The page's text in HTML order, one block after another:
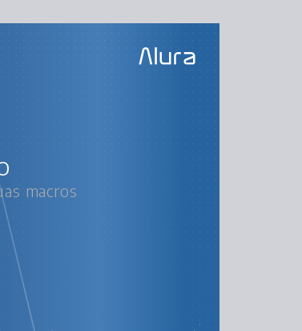
macros
AULAS DO CURSO
e criando suas macros
Funções de texto
Funções de busca e referếncia
Macros